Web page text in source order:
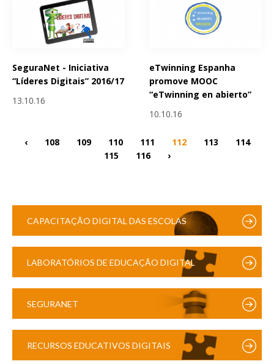
SeguraNet - Iniciativa
“Líderes Digitais” 2016/17
13.10.16
eTwinning Espanha
promove MOOC
“eTwinning en abierto”
10.10.16
‹ 108 109 110 111 112 113
114
115
116 ›
CAPACITAÇÃO DIGITAL DAS ESCOLAS
LABORATÓRIOS DE EDUCAÇÃO DIGITAL
SEGURANET
RECURSOS EDUCATIVOS DIGITAIS